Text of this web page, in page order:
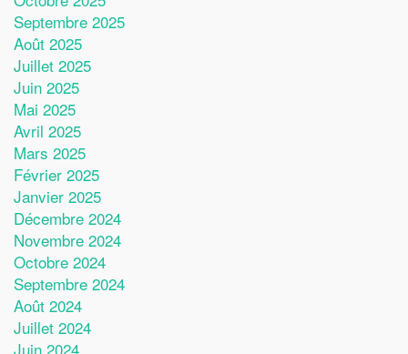
Septembre 2025
Août 2025
Juillet 2025
Juin 2025
Mai 2025
Avril 2025
Mars 2025
Février 2025
Janvier 2025
Décembre 2024
Novembre 2024
Octobre 2024
Septembre 2024
Août 2024
Juillet 2024
Juin 2024